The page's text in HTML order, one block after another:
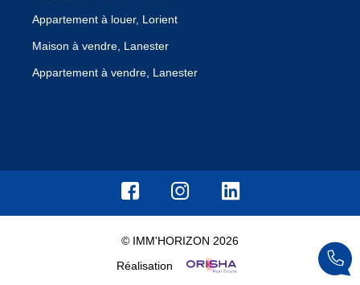
Appartement à louer, Lorient
Maison à vendre, Lanester
Appartement à vendre, Lanester
© IMM'HORIZON 2026
Réalisation